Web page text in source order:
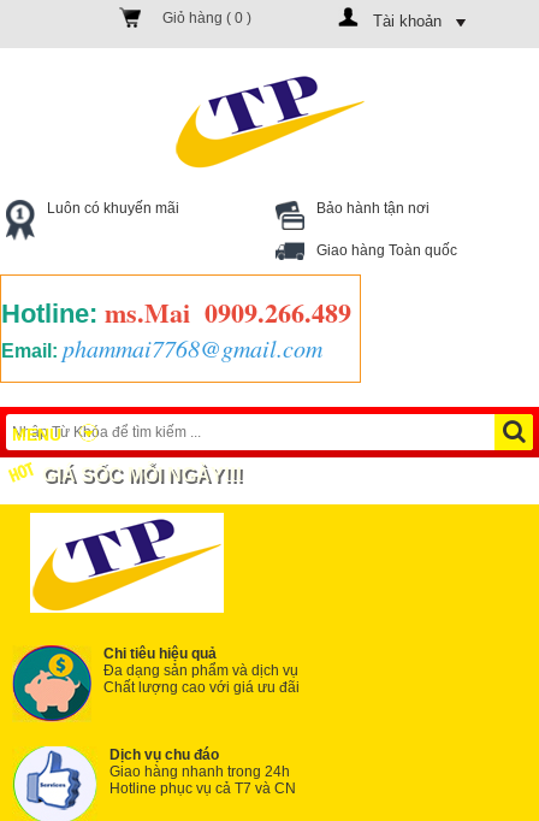
Giỏ hàng ( 0 ) Tài khoản
Luôn có khuyến mãi Bảo hành tận nơi
Giao hàng Toàn quốc
Hotline: ms.Mai 0909.266.489
Email: phammai7768@gmail.com
MENU
GIÁ SỐC MỖI NGÀY!!!
Chi tiêu hiệu quả
Đa dạng sản phẩm và dịch vụ
Chất lượng cao với giá ưu đãi
Dịch vụ chu đáo
Giao hàng nhanh trong 24h
Hotline phục vụ cả T7 và CN